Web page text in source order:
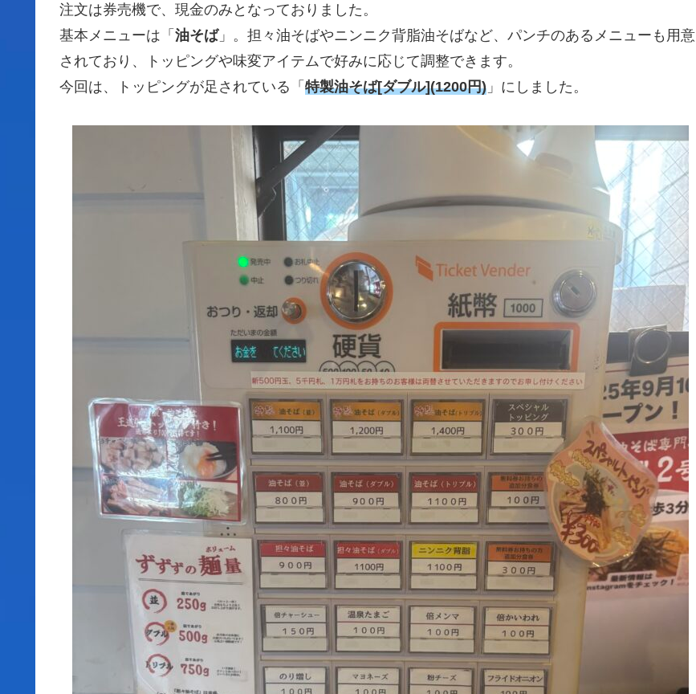
注文は券売機で、現金のみとなっておりました。
基本メニューは「 油そば」。担々油そばやニンニク背脂油そばなど、パンチのあるメニューも用意
されており、トッピングや味変アイテムで好みに応じて調整できます。
今回は、トッピングが足されている「 特製油そば[ダブル](1200円) 」にしました。